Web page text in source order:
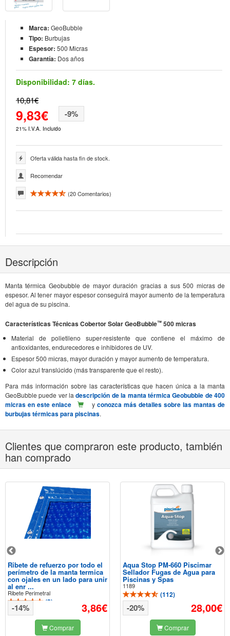
Marca: GeoBubble
Tipo: Burbujas
Espesor: 500 Micras
Garantía: Dos años
Disponibilidad: 7 días.
10,81€
9,83€ -9%
21% I.V.A. Incluido
Oferta válida hasta fin de stock.
Recomendar
(20Comentarios)
Descripción
Manta térmica Geobubble de mayor duración gracias a sus 500 micras de
espesor. Al tener mayor espesor conseguirá mayor aumento de la temperatura
del agua de su piscina.
Características Técnicas Cobertor Solar GeoBubble™ 500 micras
Material de polietileno super-resistente que contiene el máximo de
antioxidantes, endurecedores e inhibidores de UV.
Espesor 500 micras, mayor duración y mayor aumento de temperatura.
Color azul translúcido (más transparente que el resto).
Para más información sobre las características que hacen única a la manta
GeoBubble puede ver ladescripción de la manta térmica Geobubble de 400
micras en este enlace
y conozca más detalles sobre las mantas de
burbujas térmicas para piscinas.
Clientes que compraron este producto, también
han comprado
Ribete de refuerzo por todo el
perímetro de la manta termica
con ojales en un lado para unir
al enr ...
Ribete Perimetral
(3) 3,86€
-14%
Comprar
Aqua Stop PM-660 Piscimar
Sellador Fugas de Agua para
Piscinas y Spas
1189
(112)
28,00€
-20%
Comprar